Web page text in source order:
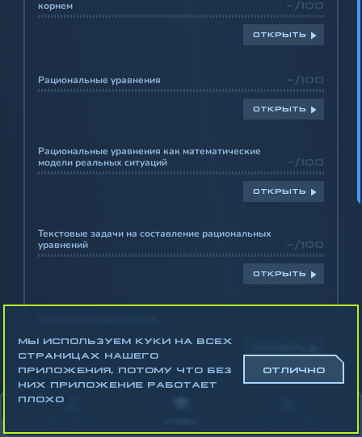
корнем
-/100
ОТКРЫТЬ
Рациональные уравнения -/100
ОТКРЫТЬ
Рациональные уравнения как математические
модели реальных ситуаций
-/100
ОТКРЫТЬ
Текстовые задачи на составление рациональных
уравнений
-/100
ОТКРЫТЬ
МЫ ИСПОЛЬЗУЕМ КУКИ НА ВСЕХ
СТРАНИЦАХ НАШЕГО
ПРИЛОЖЕНИЯ, ПОТОМУ ЧТО БЕЗ
НИХ ПРИЛОЖЕНИЕ РАБОТАЕТ
ПЛОХО
ОТЛИЧНО